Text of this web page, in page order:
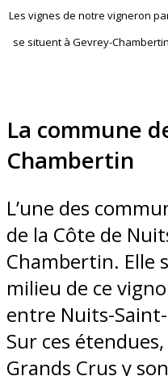
Les vignes de notre vigneron
se situent à Gevrey-
La commune
Chambertin
L’une des
de la Côte de
Chambertin. Elle
milieu de ce
entre Nuits-
Sur ces
Grands Crus y